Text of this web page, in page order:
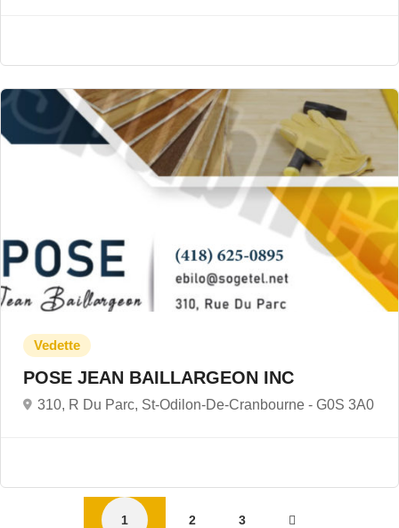
POSE JEAN BAILLARGEON INC
310, R Du Parc, St-Odilon-De-Cranbourne - G0S 3A0
1 2 3